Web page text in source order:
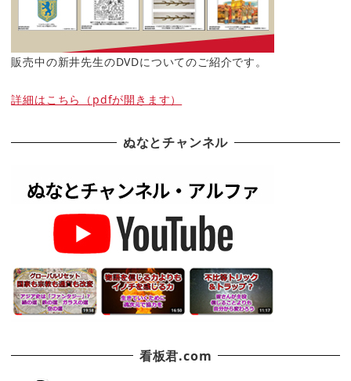
販売中の新井先生のDVDについてのご紹介です。
詳細はこちら（pdfが開きます）
ぬなとチャンネル
看板君.com